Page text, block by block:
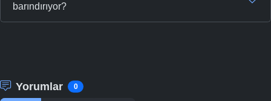
barındırıyor?
Yorumlar 0